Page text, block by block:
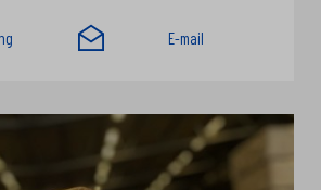
E-mail